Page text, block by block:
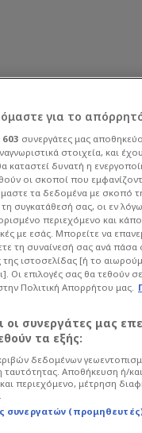
Μάιο; Το
για το
603 συνεργάτες μας
στοιχεία, και
καταστεί δυνατή η
οι σκοποί που
τα δεδομένα με σκοπό
συγκατάθεσή σας, οι εν
περιεχόμενο και
με εσάς. Μπορείτε να
τη συναίνεσή σας ανά
ιστοσελίδας [ή το
Οι επιλογές σας θα τεθούν
Πολιτική Απορρήτου μας.
οι συνεργάτες μας
τα εξής:
δεδομένων
ταυτότητας. Αποθήκευση ή/
περιεχόμενο, μέτρηση
συνεργατών